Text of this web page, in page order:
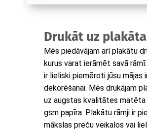
Drukāt uz plakāta
Mēs piedāvājam arī plakātu
kurus varat ierāmēt savā
ir lieliski piemēroti jūsu mājas
dekorēšanai. Mēs drukājam
uz augstas kvalitātes matēta
gsm papīra. Plakātu rāmji ir
mākslas preču veikalos vai